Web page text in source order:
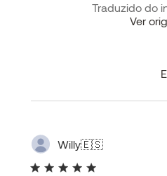
Traduzido do
Ver
Willy🇪🇸